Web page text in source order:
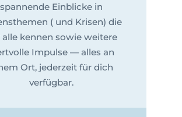
spannende Einblicke in
( und Krisen) die
kennen sowie weitere
Impulse — alles an
Ort, jederzeit für dich
verfügbar.